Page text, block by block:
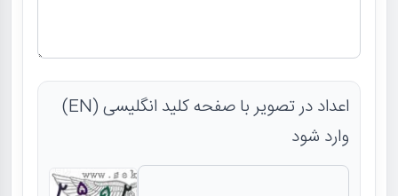
اعداد در تصویر با صفحه کلید انگلیسی (EN)
وارد شود